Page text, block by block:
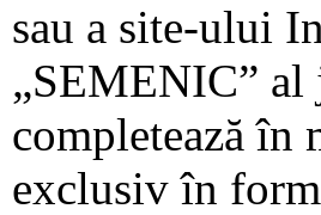
sau a site-ului
„SEMENIC” al
completează în
exclusiv în